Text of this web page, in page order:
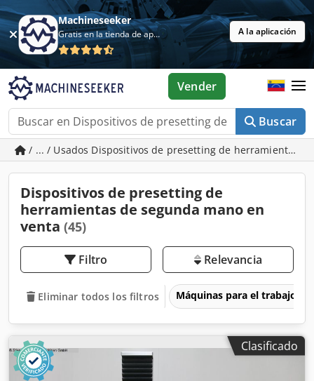
Machineseeker
Gratis en la tienda de aplicaciones A la aplicación
Buscar
Vender
/ ... / Usados Dispositivos de presetting de herramientas
Dispositivos de presetting de
herramientas de segunda mano en
venta (45)
Filtro Relevancia
Eliminar todos los filtros Máquinas para el trabajo
Clasificado